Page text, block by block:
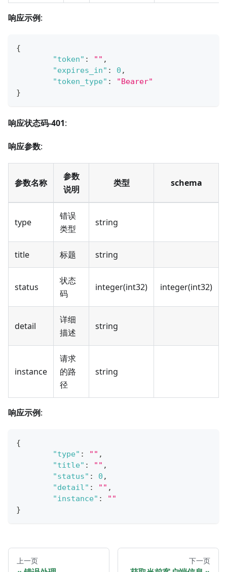
响应示例:
{
"token" : "" ,
"expires_in" : 0 ,
"token_type" :
"Bearer"
}
响应状态码-401:
响应参数:
参数名称
参数
说明
类型 schema
type
错误
类型
string
title 标题 string
status
状态
码
integer(int32) integer(int32)
detail
详细
描述
string
instance
请求
的路
径
string
响应示例:
{
"type" : "" ,
"title" : "" ,
"status" : 0 ,
"detail" : "" ,
"instance" :
""
}
上一页 下一页